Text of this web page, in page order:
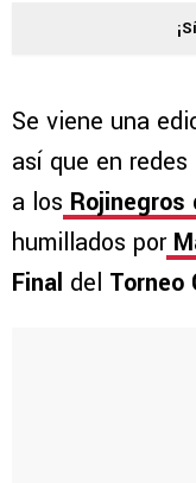
Se viene una
así que en
a los
humillados por
Final del Torneo